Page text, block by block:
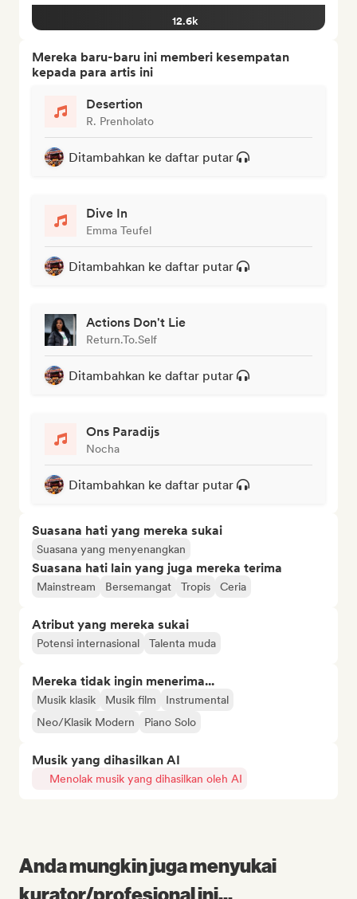
12.6k
Mereka baru-baru ini memberi kesempatan
kepada para artis ini
Desertion
R. Prenholato
Ditambahkan ke daftar putar
Dive In
Emma Teufel
Ditambahkan ke daftar putar
Actions Don't Lie
Return.To.Self
Ditambahkan ke daftar putar
Ons Paradijs
Nocha
Ditambahkan ke daftar putar
Suasana hati yang mereka sukai
Suasana yang menyenangkan
Suasana hati lain yang juga mereka terima
Mainstream Bersemangat Tropis Ceria
Atribut yang mereka sukai
Potensi internasional Talenta muda
Mereka tidak ingin menerima...
Musik klasik Musik film
Instrumental
Neo/Klasik Modern
Piano Solo
Musik yang dihasilkan AI
Menolak musik yang dihasilkan oleh AI
Anda mungkin juga menyukai
kurator/profesional ini...